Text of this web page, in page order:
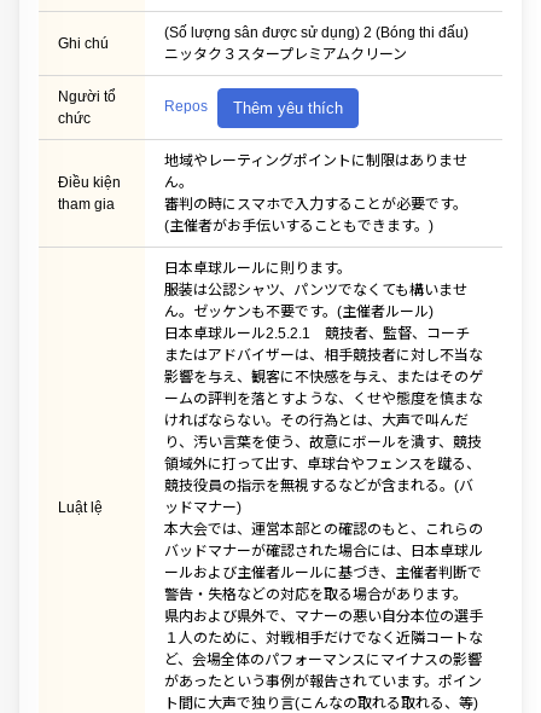
Ghi chú
(Số lượng sân được sử dụng) 2 (Bóng thi đấu)
ニッタク３スタープレミアムクリーン
Người tổ
chức
Repos Thêm yêu thích
Điều kiện
tham gia
地域やレーティングポイントに制限はありませ
ん。
審判の時にスマホで入力することが必要です。
(主催者がお手伝いすることもできます。)
Luật lệ
日本卓球ルールに則ります。
服装は公認シャツ、パンツでなくても構いませ
ん。ゼッケンも不要です。(主催者ルール)
日本卓球ルール2.5.2.1 競技者、監督、コーチ
またはアドバイザーは、相手競技者に対し不当な
影響を与え、観客に不快感を与え、またはそのゲ
ームの評判を落とすような、くせや態度を慎まな
ければならない。その行為とは、大声で叫んだ
り、汚い言葉を使う、故意にボールを潰す、競技
領域外に打って出す、卓球台やフェンスを蹴る、
競技役員の指示を無視するなどが含まれる。(バ
ッドマナー)
本大会では、運営本部との確認のもと、これらの
バッドマナーが確認された場合には、日本卓球ル
ールおよび主催者ルールに基づき、主催者判断で
警告・失格などの対応を取る場合があります。
県内および県外で、マナーの悪い自分本位の選手
１人のために、対戦相手だけでなく近隣コートな
ど、会場全体のパフォーマンスにマイナスの影響
があったという事例が報告されています。ポイン
ト間に大声で独り言(こんなの取れる取れる、等)